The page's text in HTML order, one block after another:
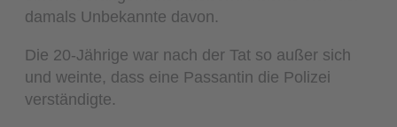
damals Unbekannte davon.
Die 20-Jährige war nach der Tat so außer sich
und weinte, dass eine Passantin die Polizei
verständigte.